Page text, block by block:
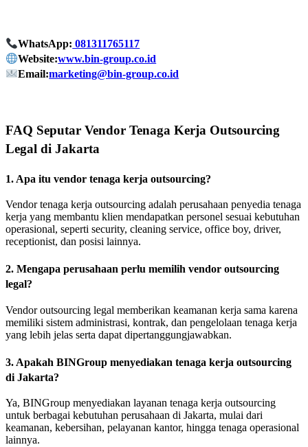
WhatsApp: 081311765117
Website:www.bin-group.co.id
Email:marketing@bin-group.co.id
FAQ Seputar Vendor Tenaga Kerja Outsourcing
Legal di Jakarta
1. Apa itu vendor tenaga kerja outsourcing?
Vendor tenaga kerja outsourcing adalah perusahaan penyedia tenaga
kerja yang membantu klien mendapatkan personel sesuai kebutuhan
operasional, seperti security, cleaning service, office boy, driver,
receptionist, dan posisi lainnya.
2. Mengapa perusahaan perlu memilih vendor outsourcing
legal?
Vendor outsourcing legal memberikan keamanan kerja sama karena
memiliki sistem administrasi, kontrak, dan pengelolaan tenaga kerja
yang lebih jelas serta dapat dipertanggungjawabkan.
3. Apakah BINGroup menyediakan tenaga kerja outsourcing
di Jakarta?
Ya, BINGroup menyediakan layanan tenaga kerja outsourcing
untuk berbagai kebutuhan perusahaan di Jakarta, mulai dari
keamanan, kebersihan, pelayanan kantor, hingga tenaga operasional
lainnya.